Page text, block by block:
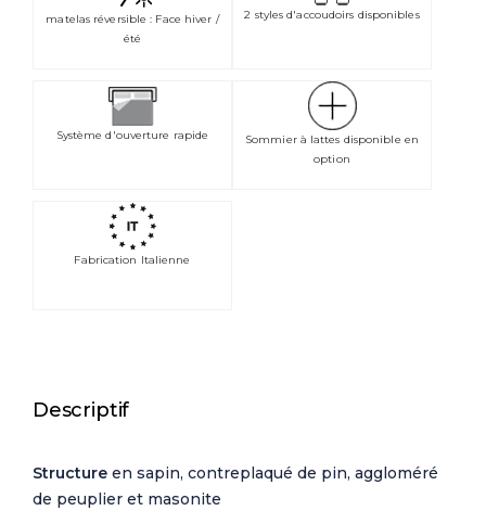
matelas réversible : Face hiver /
été
2 styles d'accoudoirs disponibles
Système d'ouverture rapide
Sommier à lattes disponible en
option
Fabrication Italienne
Descriptif
Structure en sapin, contreplaqué de pin, aggloméré
de peuplier et masonite